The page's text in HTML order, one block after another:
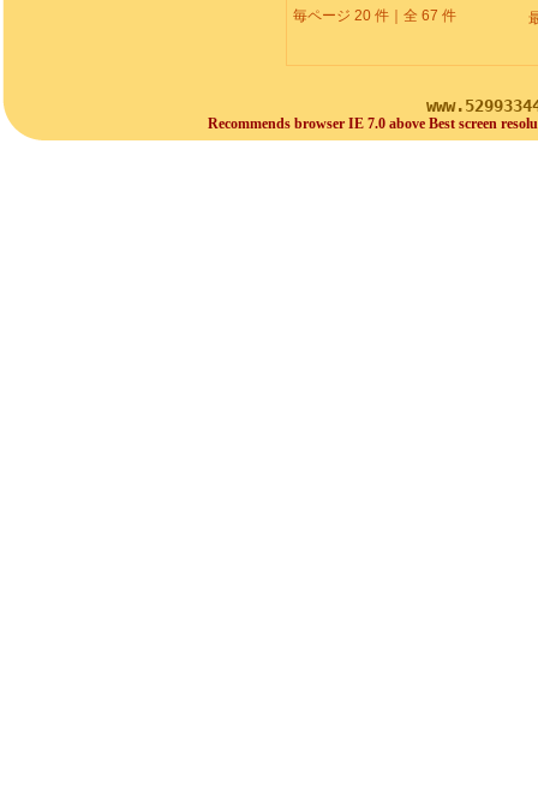
毎ページ 20 件｜全 67 件
Recommends browser IE 7.0 above Best screen